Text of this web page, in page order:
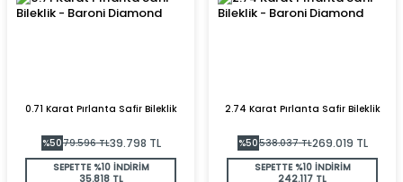
0.71 Karat Pırlanta Safir Bileklik
%5079.596TL39.798 TL
SEPETTE %10 İNDİRİM
35.818 TL
2.74 Karat Pırlanta Safir Bileklik
%50538.037TL269.019 TL
SEPETTE %10 İNDİRİM
242.117 TL